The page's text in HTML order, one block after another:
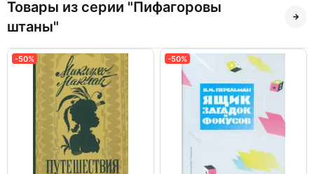
Товары из серии "Пифагоровы
штаны"
-50% -50%